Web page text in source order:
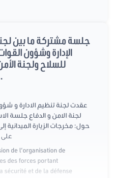
جلسة مشتركة ما بين
الإدارة وشؤون
للسلاح ولجنة
عقدت لجنة تنظيم الادارة و
لجنة الامن و الدفاع جلسة
حول: مخرجات الزيارة الميدانية
على
de l’organisation de
des forces portant
sécurité et de la défense